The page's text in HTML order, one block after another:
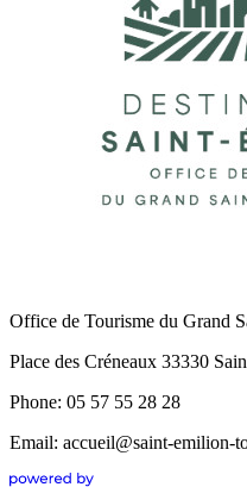
Office de Tourisme du Grand
Place des Créneaux 33330
Phone: 05 57 55 28 28
Email: accueil@saint-emilion-